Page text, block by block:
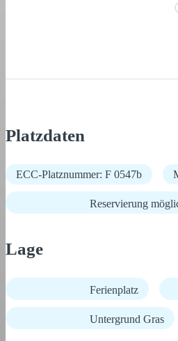
Platzdaten
ECC-Platznummer: F 0547b
Reservierung
Lage
Ferienplatz
Untergrund Gras